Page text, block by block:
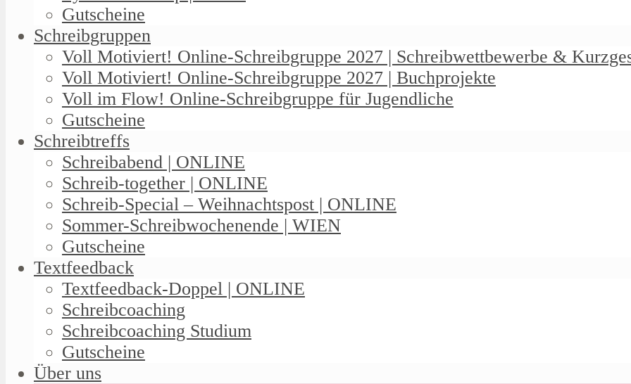
Gutscheine
Schreibgruppen
Voll Motiviert! Online-Schreibgruppe 2027 | Schreibwettbewerbe &
Voll Motiviert! Online-Schreibgruppe 2027 | Buchprojekte
Voll im Flow! Online-Schreibgruppe für Jugendliche
Gutscheine
Schreibtreffs
Schreibabend | ONLINE
Schreib-together | ONLINE
Schreib-Special – Weihnachtspost | ONLINE
Sommer-Schreibwochenende | WIEN
Gutscheine
Textfeedback
Textfeedback-Doppel | ONLINE
Schreibcoaching
Schreibcoaching Studium
Gutscheine
Über uns